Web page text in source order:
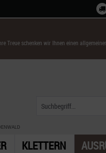
Treue schenken wir Ihnen einen
KLETTERN